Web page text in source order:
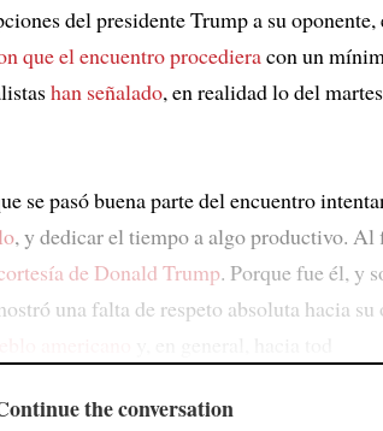
del presidente Trump a su
que el encuentro procedieracon un
han señalado, en realidad lo del
se pasó buena parte del encuentro
, y dedicar el tiempo a algo productivo. Al
de Donald Trump. Porque fue él, y
una falta de respeto absoluta hacia su
the conversation